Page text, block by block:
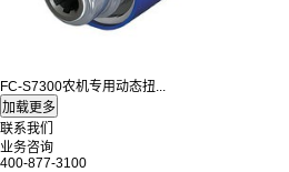
FC-S7300农机专用动态扭...
联系我们
业务咨询
400-877-3100